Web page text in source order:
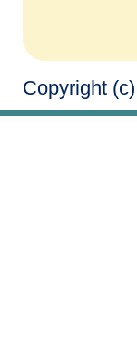
Copyright